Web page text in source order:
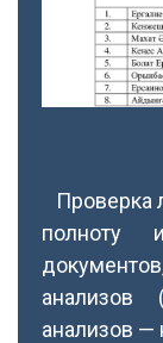
Проверка
полноту
анализов
анализов —